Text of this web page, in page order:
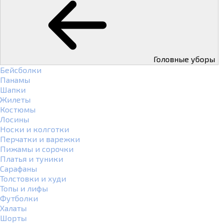
Головные уборы
Бейсболки
Панамы
Шапки
Жилеты
Костюмы
Лосины
Носки и колготки
Перчатки и варежки
Пижамы и сорочки
Платья и туники
Сарафаны
Толстовки и худи
Топы и лифы
Футболки
Халаты
Шорты